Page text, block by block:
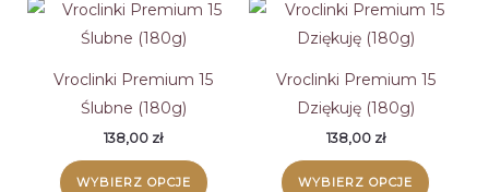
Vroclinki Premium 15
Ślubne (180g)
138,00 zł
WYBIERZ OPCJE
Vroclinki Premium 15
Dziękuję (180g)
138,00 zł
WYBIERZ OPCJE